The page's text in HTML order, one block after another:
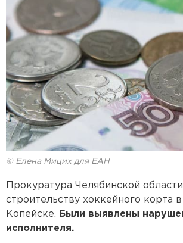
© Елена Мицих для ЕАН
Прокуратура Челябинской
строительству хоккейного корта
Копейске. Были выявлены
исполнителя.